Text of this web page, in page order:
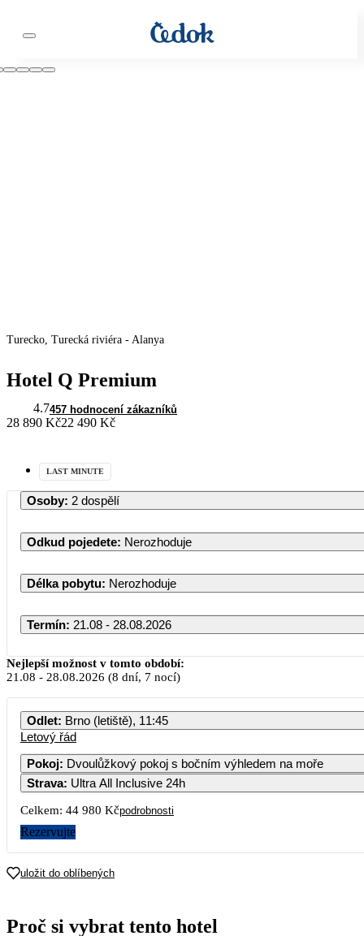
Turecko, Turecká riviéra - Alanya
Hotel Q Premium
4.7457 hodnocení zákazníků
28 890 Kč22 490 Kč
LAST MINUTE
Osoby: 2 dospělí
Odkud pojedete: Nerozhoduje
Délka pobytu: Nerozhoduje
Termín: 21.08 - 28.08.2026
Srpen
PO ÚT ST ČT
Nejlepší možnost v tomto období:
21.08 - 28.08.2026 (8 dní, 7 nocí)
Odlet: Brno (letiště), 11:45
Letový řád
Pokoj: Dvoulůžkový pokoj s bočním výhledem na moře
Strava: Ultra All Inclusive 24h
Celkem: 44 980 Kčpodrobnosti
Rezervujte
uložit do oblíbených
Proč si vybrat tento hotel